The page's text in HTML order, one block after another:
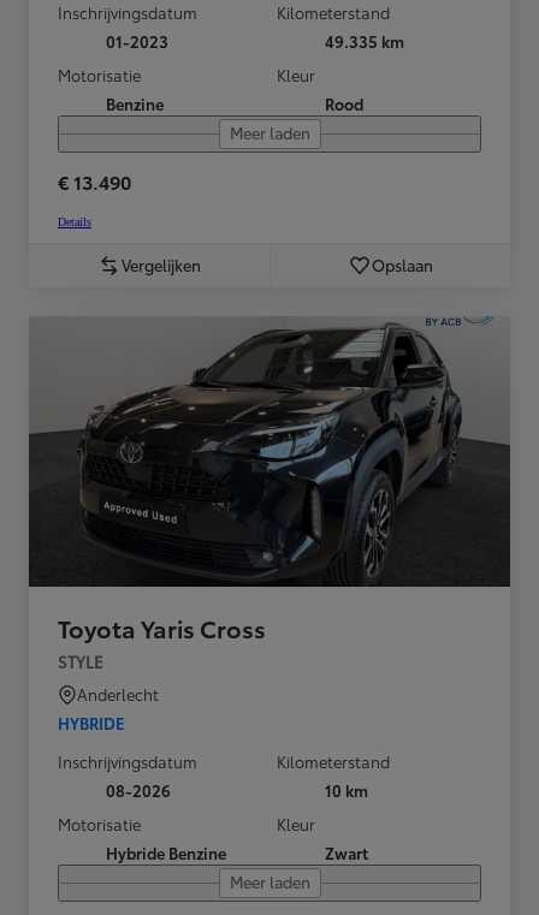
Inschrijvingsdatum
01-2023
Kilometerstand
49.335 km
Motorisatie
Benzine
Kleur
Rood
Meer laden
€ 13.490
Details
Vergelijken Opslaan
Toyota Yaris Cross
STYLE
Anderlecht
HYBRIDE
Inschrijvingsdatum
08-2026
Kilometerstand
10 km
Motorisatie
Hybride Benzine
Kleur
Zwart
Meer laden